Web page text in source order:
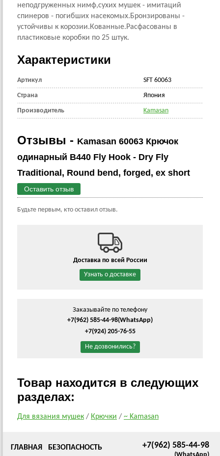
неподгруженных нимф,сухих мушек - имитаций
спинеров - погибших насекомых.Бронзированы -
устойчивы к корозии.Кованные.Расфасованы в
пластиковые коробки по 25 штук.
Характеристики
Артикул SFT 60063
Страна Япония
Производитель Kamasan
Отзывы - Kamasan 60063 Крючок
одинарный B440 Fly Hook - Dry Fly
Traditional, Round bend, forged, ex short
Оставить отзыв
Будьте первым, кто оставил отзыв.
Доставка по всей России
Узнать о доставке
Заказывайте по телефону
+7(962) 585-44-98(WhatsApp)
+7(924) 205-76-55
Не дозвонились?
Товар находится в следующих
разделах:
Для вязания мушек / Крючки / ~ Kamasan
+7(962) 585-44-98
ГЛАВНАЯ БЕЗОПАСНОСТЬ